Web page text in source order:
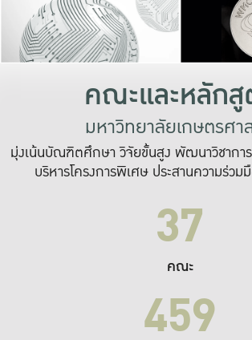
คณะและหลัก
มหาวิทยาลัยเกษตรศา
มุ่งเน้นบัณฑิตศึกษา วิจัยขั้นสูง พัฒนาวิชากา
บริหารโครงการพิเศษ ประสานความร่วม
37
คณะ
459